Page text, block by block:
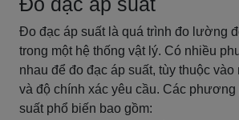
Đo đạc áp suất là quá trình đo lường
trong một hệ thống vật lý. Có nhiều
nhau để đo đạc áp suất, tùy thuộc
và độ chính xác yêu cầu. Các phương
suất phổ biến bao gồm: